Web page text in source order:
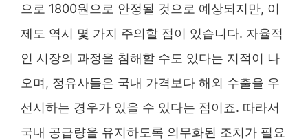
으로 1800원으로 안정될 것으로 예상되지만, 이
제도 역시 몇 가지 주의할 점이 있습니다. 자율적
인 시장의 과정을 침해할 수도 있다는 지적이 나
오며, 정유사들은 국내 가격보다 해외 수출을 우
선시하는 경우가 있을 수 있다는 점이죠. 따라서
국내 공급량을 유지하도록 의무화된 조치가 필요